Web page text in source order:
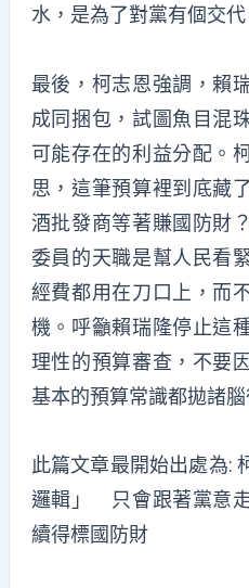
水，是為了對黨有個交代
最後，柯志恩強調，賴
成同捆包，試圖魚目混
可能存在的利益分配。
思，這筆預算裡到底藏
酒批發商等著賺國防財
委員的天職是幫人民看
經費都用在刀口上，而
機。呼籲賴瑞隆停止這
理性的預算審查，不要
基本的預算常識都拋諸腦
此篇文章最開始出處為:
邏輯」 只會跟著黨意
續得標國防財